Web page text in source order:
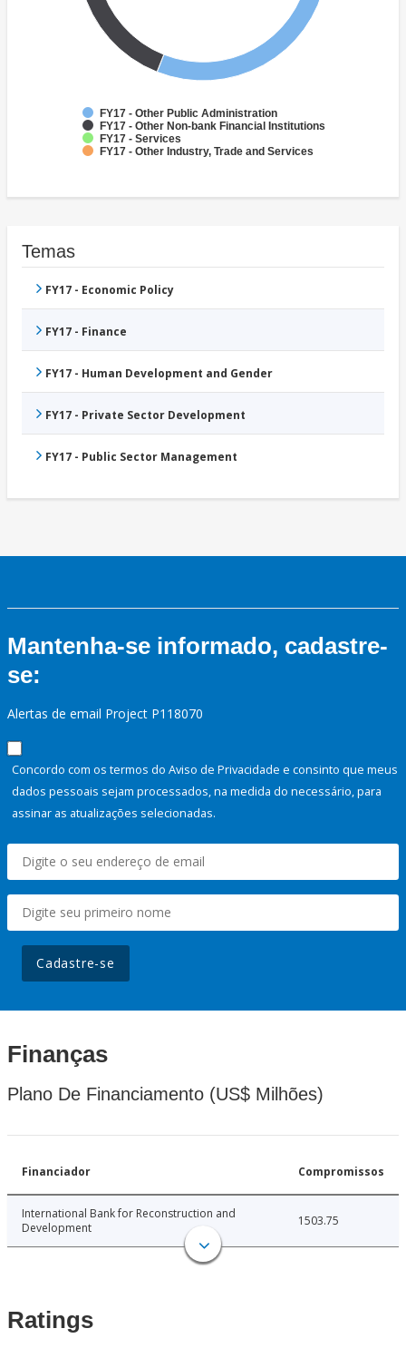
FY17 - Other Public Administration
FY17 - Other Non-bank Financial Institutions
FY17 - Services
FY17 - Other Industry, Trade and Services
Temas
FY17 - Economic Policy
FY17 - Finance
FY17 - Human Development and Gender
FY17 - Private Sector Development
FY17 - Public Sector Management
Mantenha-se informado, cadastre-
se:
Alertas de email Project P118070
Concordo com os termos do Aviso de Privacidade e consinto que meus
dados pessoais sejam processados, na medida do necessário, para
assinar as atualizações selecionadas.
Cadastre-se
Finanças
Plano De Financiamento (US$ Milhões)
Financiador Compromissos
International Bank for Reconstruction and
Development
1503.75
Ratings